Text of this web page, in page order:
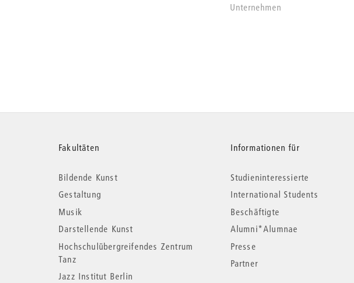
Unternehmen
Weitere
Informationen
Fakultäten
Bildende Kunst
Gestaltung
Musik
Darstellende Kunst
Hochschulübergreifendes Zentrum
Tanz
Jazz Institut Berlin
Informationen für
Studieninteressierte
International Students
Beschäftigte
Alumni*Alumnae
Presse
Partner